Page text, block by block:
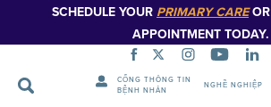
SCHEDULE YOUR PRIMARY CAREOR
APPOINTMENT TODAY.
CỔNG THÔNG TIN
BỆNH NHÂN
NGHỀ NGHIỆP